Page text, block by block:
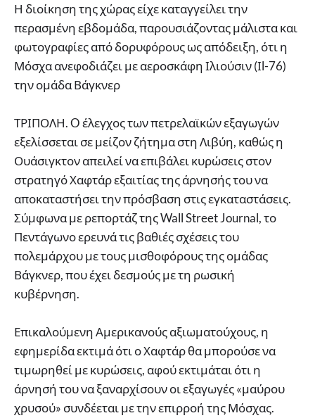
Η διοίκηση της χώρας είχε καταγγείλει την
περασμένη εβδομάδα, παρουσιάζοντας μάλιστα και
φωτογραφίες από δορυφόρους ως απόδειξη, ότι η
Μόσχα ανεφοδιάζει με αεροσκάφη Ιλιούσιν (Ιl-76)
την ομάδα Βάγκνερ
ΤΡΙΠΟΛΗ. O έλεγχος των πετρελαϊκών εξαγωγών
εξελίσσεται σε μείζον ζήτημα στη Λιβύη, καθώς η
Ουάσιγκτον απειλεί να επιβάλει κυρώσεις στον
στρατηγό Χαφτάρ εξαιτίας της άρνησής του να
αποκαταστήσει την πρόσβαση στις εγκαταστάσεις.
Σύμφωνα με ρεπορτάζ της Wall Street Journal, το
Πεντάγωνο ερευνά τις βαθιές σχέσεις του
πολεμάρχου με τους μισθοφόρους της ομάδας
Βάγκνερ, που έχει δεσμούς με τη ρωσική
κυβέρνηση.
Επικαλούμενη Αμερικανούς αξιωματούχους, η
εφημερίδα εκτιμά ότι ο Χαφτάρ θα μπορούσε να
τιμωρηθεί με κυρώσεις, αφού εκτιμάται ότι η
άρνησή του να ξαναρχίσουν οι εξαγωγές «μαύρου
χρυσού» συνδέεται με την επιρροή της Μόσχας.